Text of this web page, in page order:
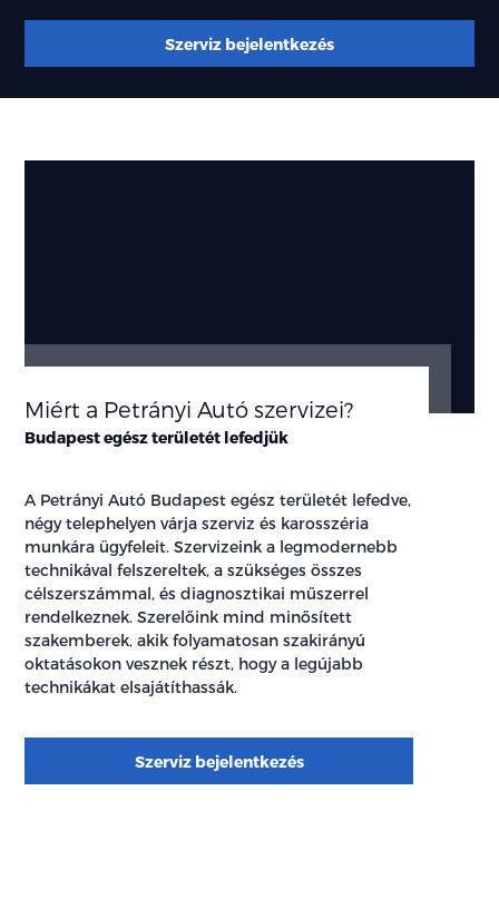
Szerviz bejelentkezés
Miért a Petrányi Autó szervizei?
Budapest egész területét lefedjük
A Petrányi Autó Budapest egész területét lefedve,
négy telephelyen várja szerviz és karosszéria
munkára ügyfeleit. Szervizeink a legmodernebb
technikával felszereltek, a szükséges összes
célszerszámmal, és diagnosztikai műszerrel
rendelkeznek. Szerelőink mind minősített
szakemberek, akik folyamatosan szakirányú
oktatásokon vesznek részt, hogy a legújabb
technikákat elsajátíthassák.
Szerviz bejelentkezés